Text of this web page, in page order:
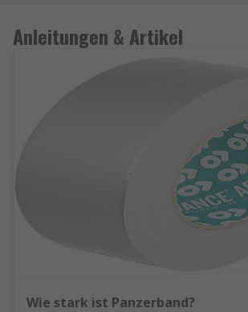
Anleitungen & Artikel
Wie stark ist Panzerband?